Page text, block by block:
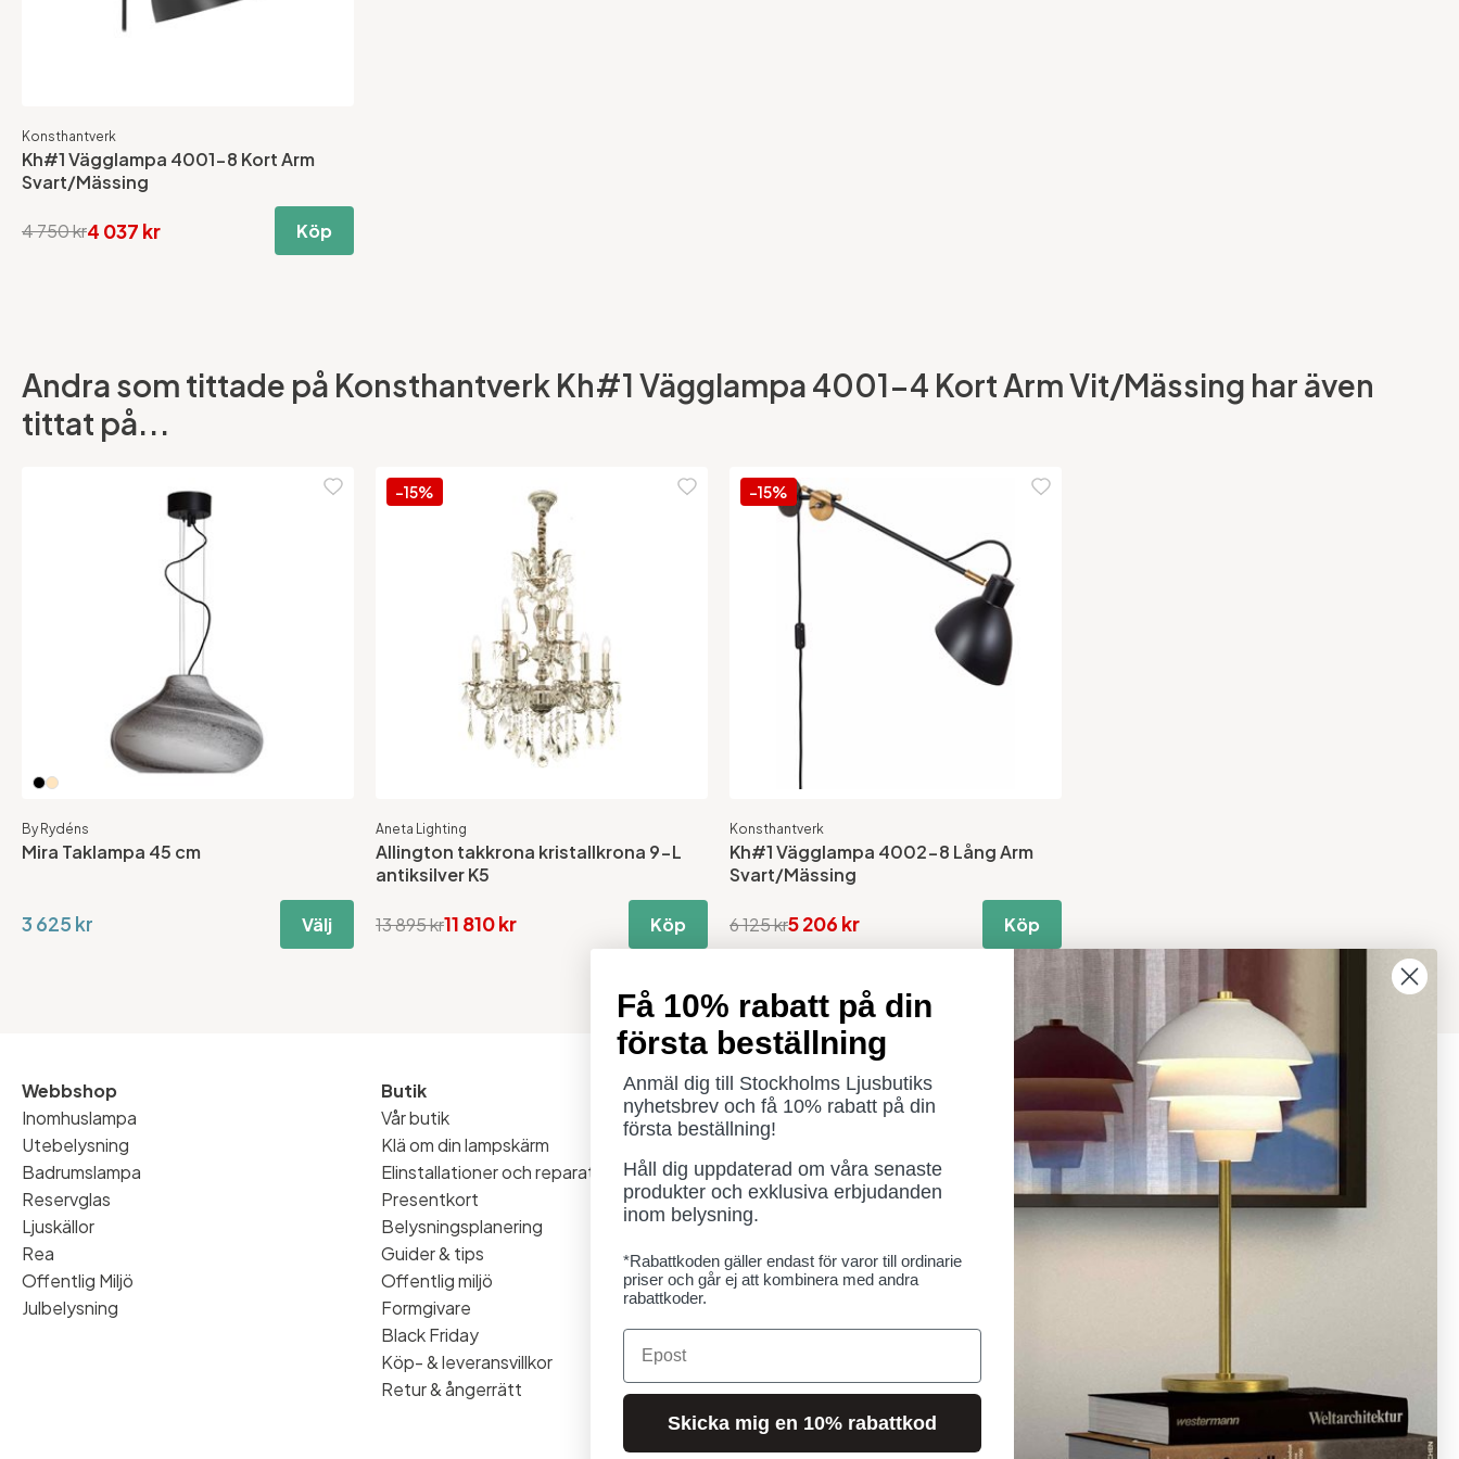
Konsthantverk
Kh#1 Vägglampa 4001-8 Kort Arm
Svart/Mässing
4 037 kr
4 750 kr Köp
Andra som tittade på Konsthantverk Kh#1 Vägglampa 4001-4 Kort Arm Vit/Mässing har även
tittat på...
By Rydéns
Mira Taklampa 45 cm
3 625 kr Välj
-15%
Aneta Lighting
Allington takkrona kristallkrona 9-L
antiksilver K5
11 810 kr
13 895 kr Köp
-15%
Konsthantverk
Kh#1 Vägglampa 4002-8 Lång Arm
Svart/Mässing
5 206 kr
6 125 kr Köp
Webbshop
Inomhuslampa
Utebelysning
Badrumslampa
Reservglas
Ljuskällor
Rea
Offentlig Miljö
Julbelysning
Butik
Vår butik
Klä om din lampskärm
Elinstallationer och reparationer
Presentkort
Belysningsplanering
Guider & tips
Offentlig miljö
Formgivare
Black Friday
Köp- & leveransvillkor
Retur & ångerrätt
Öppettider
Måndag - Torsdag: 11-18
Fredag - Lördag: 11-16
Söndag: Stängt
Lördag 1/8 stängt
08 - 654 29 00
info@ljusbutik.se
Fler kontaktuppgifter »
Adress:Kungsholmsgatan 6, 112 27
Stockholm
Få 10% rabatt på din
första beställning
Anmäl dig till Stockholms Ljusbutiks
nyhetsbrev och få 10% rabatt på din
första beställning!
Håll dig uppdaterad om våra senaste
produkter och exklusiva erbjudanden
inom belysning.
*Rabattkoden gäller endast för varor till ordinarie
priser och går ej att kombinera med andra
rabattkoder.
Email
Skicka mig en 10% rabattkod